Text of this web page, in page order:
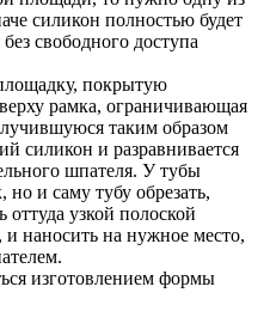
силикон полностью будет
свободного доступа
покрытую
рамка, ограничивающая
таким образом
силикон и разравнивается
шпателя. У тубы
но и саму тубу обрезать,
оттуда узкой полоской
наносить на нужное место,
изготовлением формы